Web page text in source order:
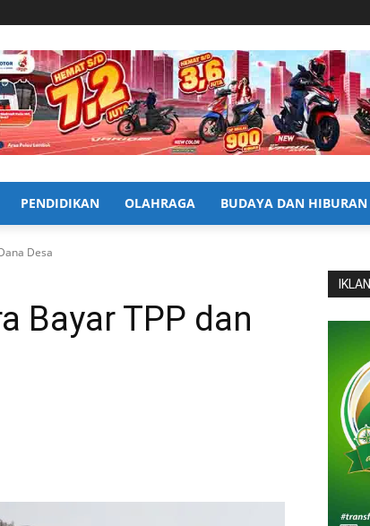
PENDIDIKAN OLAHRAGA BUDAYA DAN HIBURAN
Desa
Bayar TPP dan
IKLAN